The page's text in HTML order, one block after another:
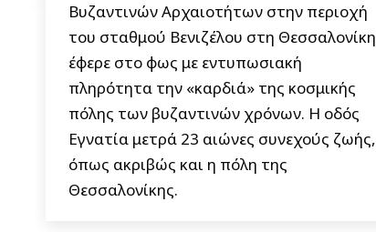
Βυζαντινών Αρχαιοτήτων στην περιοχή
του σταθμού Βενιζέλου στη Θεσσαλονίκη
έφερε στο φως με εντυπωσιακή
πληρότητα την «καρδιά» της κοσμικής
πόλης των βυζαντινών χρόνων. Η οδός
Εγνατία μετρά 23 αιώνες συνεχούς ζωής,
όπως ακριβώς και η πόλη της
Θεσσαλονίκης.